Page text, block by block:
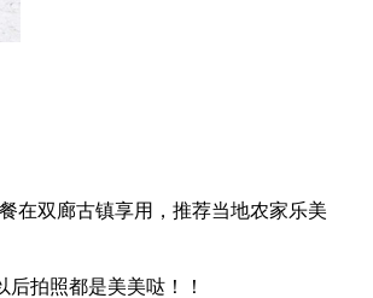
在双廊古镇享用，推荐当地农家乐美
拍照都是美美哒！！